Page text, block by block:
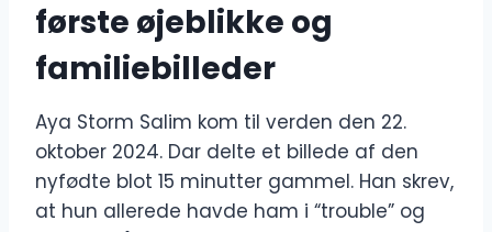
første øjeblikke og
familiebilleder
Aya Storm Salim kom til verden den 22.
oktober 2024. Dar delte et billede af den
nyfødte blot 15 minutter gammel. Han skrev,
at hun allerede havde ham i “trouble” og